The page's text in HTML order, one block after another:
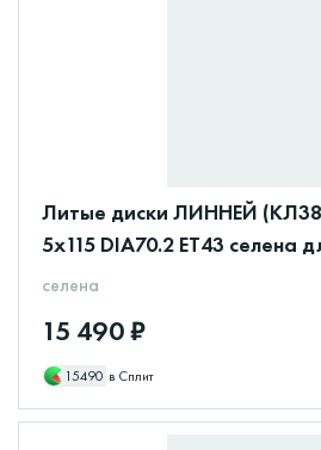
Литые диски ЛИННЕЙ
5x115 DIA70.2 ET43 селена
селена
15 490 ₽
15490 в Сплит